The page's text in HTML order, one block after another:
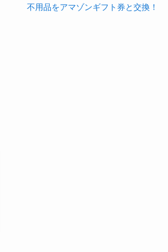
不用品をアマゾンギフト券と交換！